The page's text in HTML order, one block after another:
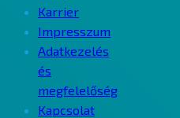
Karrier
Impresszum
Adatkezelés
és
megfelelőség
Kapcsolat